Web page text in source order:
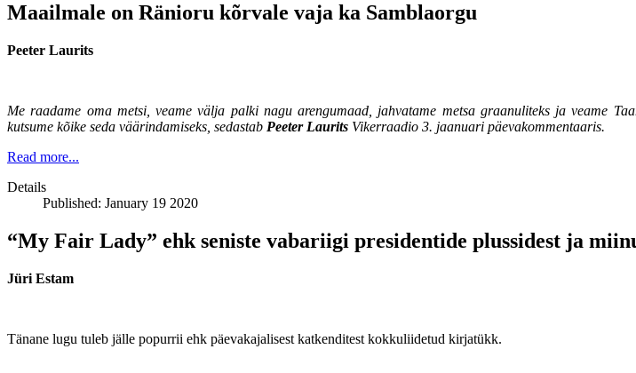
Maailmale on Ränioru kõrvale vaja ka Samblaorgu
Peeter Laurits
Me raadame oma metsi, veame välja palki nagu arengumaad, jahvatame metsa graanuliteks ja veame
kutsume kõike seda väärindamiseks, sedastab Peeter Laurits Vikerraadio 3. jaanuari päevakommentaaris.
Read more...
Details
Published: January 19 2020
“My Fair Lady” ehk seniste vabariigi presidentide plussidest ja
Jüri Estam
Tänane lugu tuleb jälle popurrii ehk päevakajalisest katkenditest kokkuliidetud kirjatükk.